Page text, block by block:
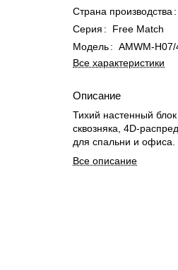
Страна производства :
Серия :
Free Match
Модель: AMWM-H07/
Все характеристики
Описание
Тихий настенный
сквозняка, 4D-
для спальни и офиса.
Все описание